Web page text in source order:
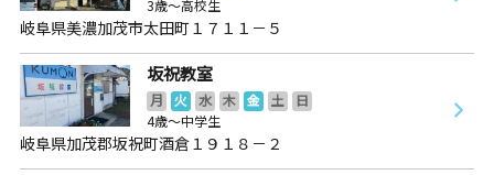
3歳～高校生
岐阜県美濃加茂市太田町１７１１－５
坂祝教室
月 火 水 木 金 土
日
4歳～中学生
岐阜県加茂郡坂祝町酒倉１９１８－２